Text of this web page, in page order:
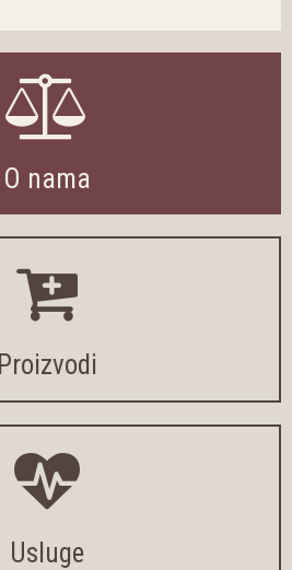
O nama
Proizvodi
Usluge